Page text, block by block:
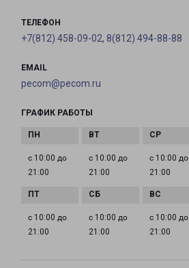
ТЕЛЕФОН
+7(812) 458-09-02, 8(812) 494-88-88
EMAIL
pecom@pecom.ru
ГРАФИК РАБОТЫ
с 10:00 до
21:00
с 10:00 до
21:00
с 10:00 до
21:00
с 10:00 до
21:00
с 10:00 до
21:00
с 10:00 до
21:00